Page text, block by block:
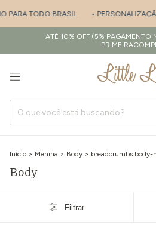
BRASIL • PERSONALIZAÇÃO FEITO A
ATÉ 10% OFF (5% PAGAMENTO
Início > Menina > Body > breadcrumbs.body-
Body
Filtrar